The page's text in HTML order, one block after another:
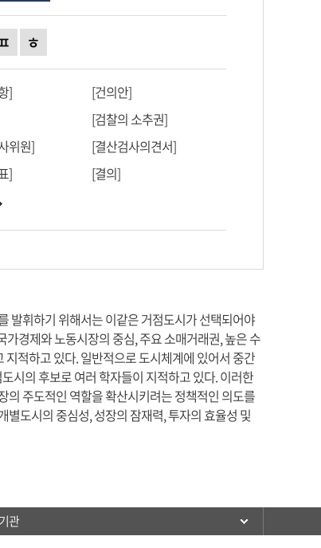
ㅍ ㅎ
]
[건의안]
[검찰의 소추권]
위원]
[결산검사의견서]
] [결의]
발휘하기 위해서는 이같은 거점도시가 선택되어야
경제와 노동시장의 중심, 주요 소매거래권, 높은 수
적하고 있다. 일반적으로 도시체계에 있어서 중간
시의 후보로 여러 학자들이 지적하고 있다. 이러한
주도적인 역할을 확산시키려는 정책적인 의도를
도시의 중심성, 성장의 잠재력, 투자의 효율성 및
관